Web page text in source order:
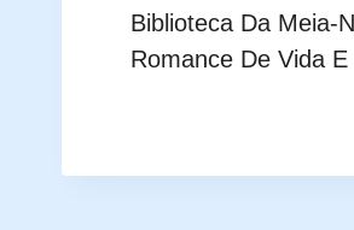
Biblioteca Da Meia-
Romance De Vida